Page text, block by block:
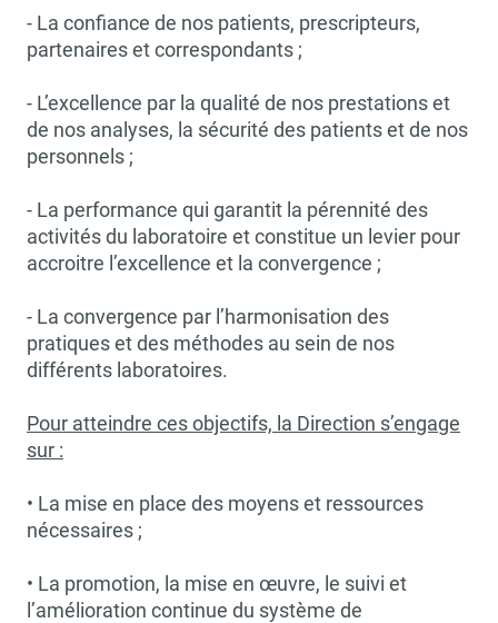
- La confiance de nos patients, prescripteurs,
partenaires et correspondants ;
- L’excellence par la qualité de nos prestations et
de nos analyses, la sécurité des patients et de nos
personnels ;
- La performance qui garantit la pérennité des
activités du laboratoire et constitue un levier pour
accroitre l’excellence et la convergence ;
- La convergence par l’harmonisation des
pratiques et des méthodes au sein de nos
différents laboratoires.
Pour atteindre ces objectifs, la Direction s’engage
sur :
• La mise en place des moyens et ressources
nécessaires ;
• La promotion, la mise en œuvre, le suivi et
l’amélioration continue du système de